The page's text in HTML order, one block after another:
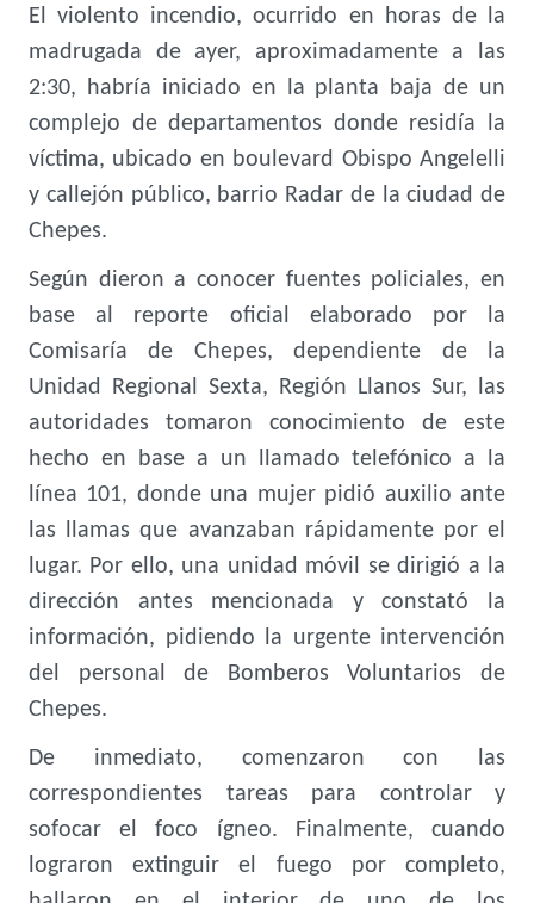
El violento incendio, ocurrido en horas de la
madrugada de ayer, aproximadamente a las
2:30, habría iniciado en la planta baja de un
complejo de departamentos donde residía la
víctima, ubicado en boulevard Obispo Angelelli
y callejón público, barrio Radar de la ciudad de
Chepes.
Según dieron a conocer fuentes policiales, en
base al reporte oficial elaborado por la
Comisaría de Chepes, dependiente de la
Unidad Regional Sexta, Región Llanos Sur, las
autoridades tomaron conocimiento de este
hecho en base a un llamado telefónico a la
línea 101, donde una mujer pidió auxilio ante
las llamas que avanzaban rápidamente por el
lugar. Por ello, una unidad móvil se dirigió a la
dirección antes mencionada y constató la
información, pidiendo la urgente intervención
del personal de Bomberos Voluntarios de
Chepes.
De inmediato, comenzaron con las
correspondientes tareas para controlar y
sofocar el foco ígneo. Finalmente, cuando
lograron extinguir el fuego por completo,